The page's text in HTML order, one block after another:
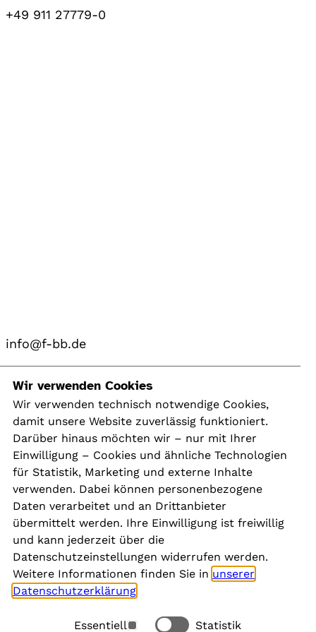
+49 911 27779-0
info@f-bb.de
Navigation
Kontakt
Presse
Aktuelles
Karriere
Newsletter
Social Media
Wir verwenden Cookies
Wir verwenden technisch notwendige Cookies,
damit unsere Website zuverlässig funktioniert.
Darüber hinaus möchten wir – nur mit Ihrer
Einwilligung – Cookies und ähnliche Technologien
für Statistik, Marketing und externe Inhalte
verwenden. Dabei können personenbezogene
Daten verarbeitet und an Drittanbieter
übermittelt werden. Ihre Einwilligung ist freiwillig
und kann jederzeit über die
Datenschutzeinstellungen widerrufen werden.
Weitere Informationen finden Sie in unserer
Datenschutzerklärung
Essentiell Statistik